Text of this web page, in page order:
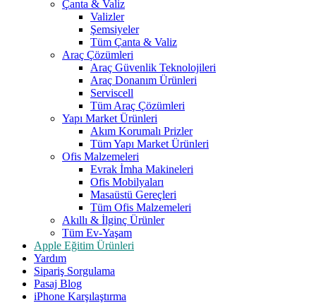
Çanta & Valiz
Valizler
Şemsiyeler
Tüm Çanta & Valiz
Araç Çözümleri
Araç Güvenlik Teknolojileri
Araç Donanım Ürünleri
Serviscell
Tüm Araç Çözümleri
Yapı Market Ürünleri
Akım Korumalı Prizler
Tüm Yapı Market Ürünleri
Ofis Malzemeleri
Evrak İmha Makineleri
Ofis Mobilyaları
Masaüstü Gereçleri
Tüm Ofis Malzemeleri
Akıllı & İlginç Ürünler
Tüm Ev-Yaşam
Apple Eğitim Ürünleri
Yardım
Sipariş Sorgulama
Pasaj Blog
iPhone Karşılaştırma